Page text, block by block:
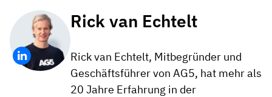
Rick van Echtelt
Rick van Echtelt, Mitbegründer und
Geschäftsführer von AG5, hat mehr als
20 Jahre Erfahrung in der